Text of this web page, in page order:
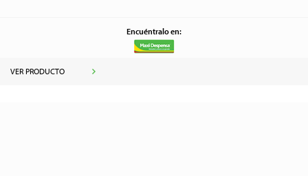
Encuéntralo en:
VER PRODUCTO